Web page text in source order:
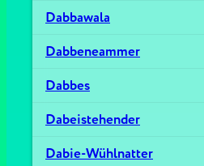
Dabbawala
Dabbeneammer
Dabbes
Dabeistehender
Dabie-Wühlnatter